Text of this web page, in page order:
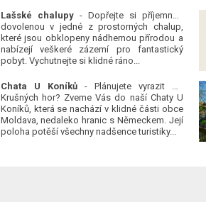
Lašské chalupy- Dopřejte si příjemnou
dovolenou v jedné z prostorných chalup,
které jsou obklopeny nádhernou přírodou a
nabízejí veškeré zázemí pro fantastický
pobyt. Vychutnejte si klidné ráno...
Chata U Koníků- Plánujete vyrazit do
Krušných hor? Zveme Vás do naší Chaty U
Koníků, která se nachází v klidné části obce
Moldava, nedaleko hranic s Německem. Její
poloha potěší všechny nadšence turistiky...